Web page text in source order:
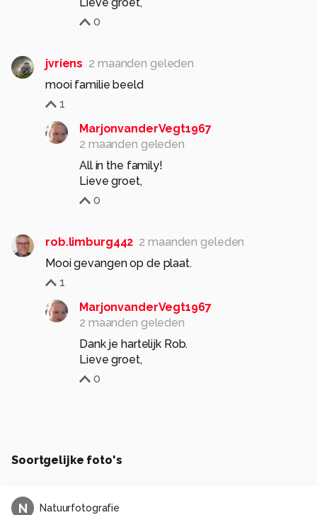
Lieve groet,
0
jvriens 2 maanden geleden
mooi familie beeld
1
MarjonvanderVegt1967
2 maanden geleden
All in the family!
Lieve groet,
0
rob.limburg442 2 maanden geleden
Mooi gevangen op de plaat.
1
MarjonvanderVegt1967
2 maanden geleden
Dank je hartelijk Rob.
Lieve groet,
0
Soortgelijke foto's
N Natuurfotografie